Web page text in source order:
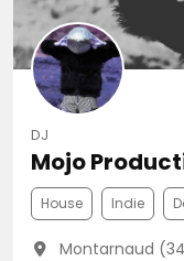
DJ
Mojo
House Indie
Montarnaud